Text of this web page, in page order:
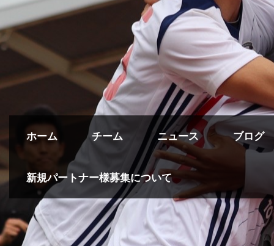
ホーム チーム ニュース ブログ
新規パートナー様募集について